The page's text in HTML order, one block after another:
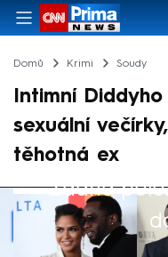
Domů Krimi Soudy
Intimní
sexuální
těhotná ex
Žádná